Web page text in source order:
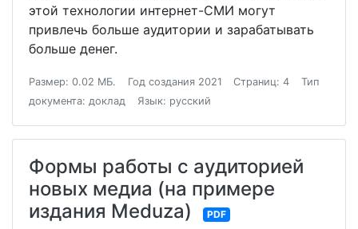
этой технологии интернет-СМИ могут
привлечь больше аудитории и зарабатывать
больше денег.
Размер: 0.02 МБ. Год создания 2021 Страниц: 4
Тип
документа: доклад
Язык: русский
Формы работы с аудиторией
новых медиа (на примере
издания Meduza)
PDF